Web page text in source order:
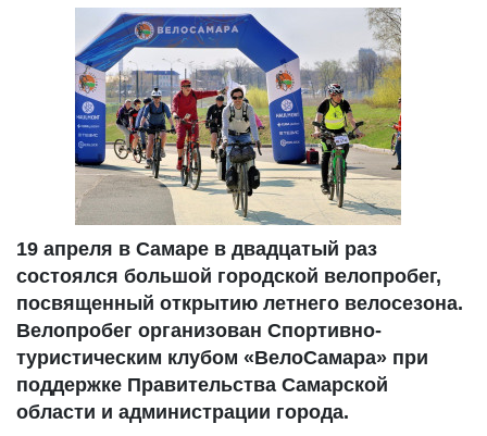
19 апреля в Самаре в двадцатый раз
состоялся большой городской велопробег,
посвященный открытию летнего велосезона.
Велопробег организован Спортивно-
туристическим клубом «ВелоСамара» при
поддержке Правительства Самарской
области и администрации города.